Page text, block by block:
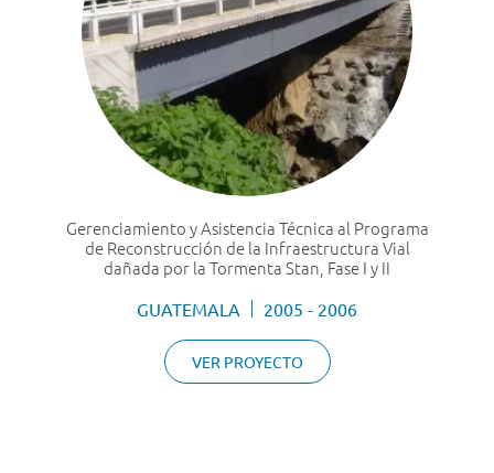
Gerenciamiento y Asistencia Técnica al Programa
de Reconstrucción de la Infraestructura Vial
dañada por la Tormenta Stan, Fase I y II
GUATEMALA 2005 - 2006
VER PROYECTO